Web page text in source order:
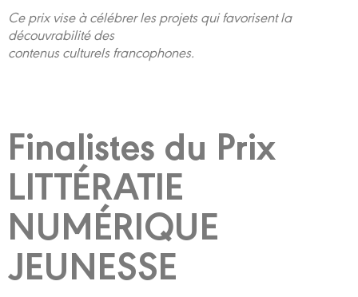
Ce prix vise à célébrer les projets qui favorisent la
découvrabilité des
contenus culturels francophones.
Finalistes du Prix
LITTÉRATIE
NUMÉRIQUE
JEUNESSE